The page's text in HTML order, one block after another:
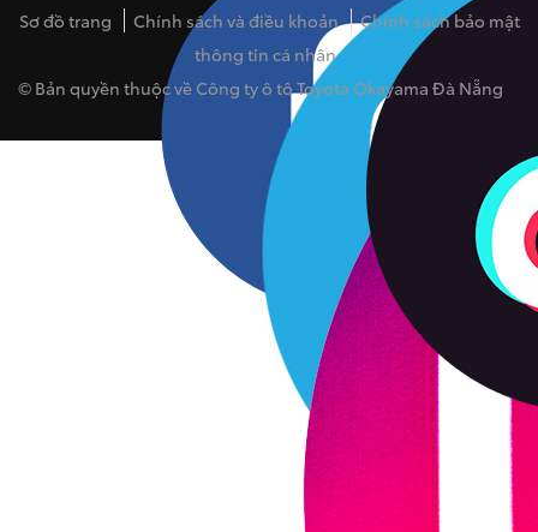
Sơ đồ trang Chính sách và điều khoản
Chính sách bảo mật
thông tin cá nhân
© Bản quyền thuộc về Công ty ô tô Toyota Okayama Đà Nẵng